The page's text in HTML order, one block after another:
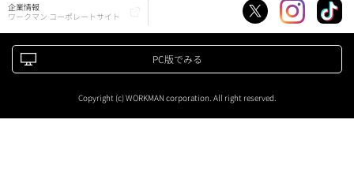
企業情報
ワークマン コーポレートサイト
PC版でみる
Copyright (c) WORKMAN corporation. All right reserved.